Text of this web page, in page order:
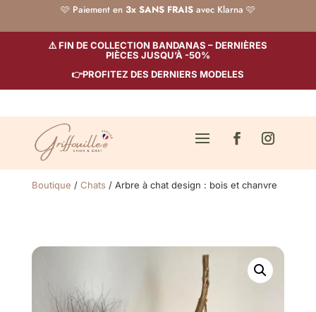
🩷 Paiement en 3x SANS FRAISavec Klarna 🩷
⚠️ FIN DE COLLECTION BANDANAS – DERNIÈRES
PIÈCES JUSQU’À -50%
👉PROFITEZ DES DERNIERS MODELES
Boutique / Chats / Arbre à chat design : bois et chanvre